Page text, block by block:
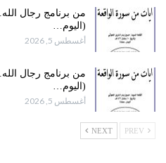
من برنامج رجال
(اليوم…
أغسطس 5, 2026
من برنامج رجال
(اليوم…
أغسطس 5, 2026
NEXT